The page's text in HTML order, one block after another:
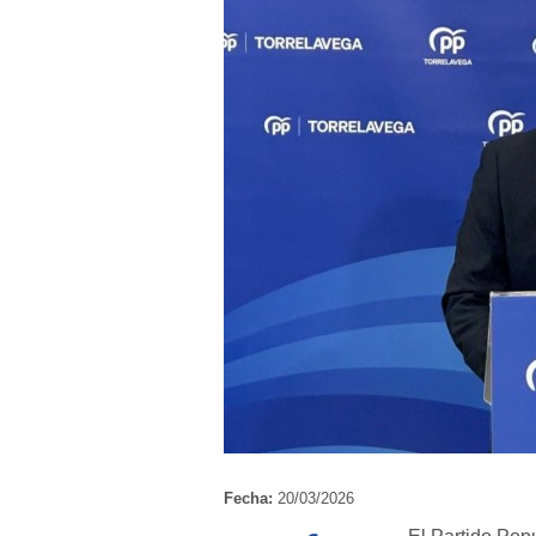
Fecha: 20/03/2026